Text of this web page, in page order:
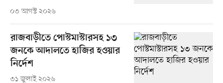
০৩ আগস্ট ২০২৬
রাজবাড়ীতে পোস্টমাস্টারসহ ১৩
জনকে আদালতে হাজির হওয়ার
নির্দেশ
৩১ জুলাই ২০২৬